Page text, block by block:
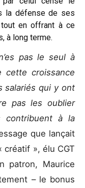
la défense de ses
en offrant à ce
à long terme.
pas le seul à
cette croissance
salariés qui y ont
pas les oublier
contribuent à la
que lançait
créatif », élu CGT
patron, Maurice
– le bonus